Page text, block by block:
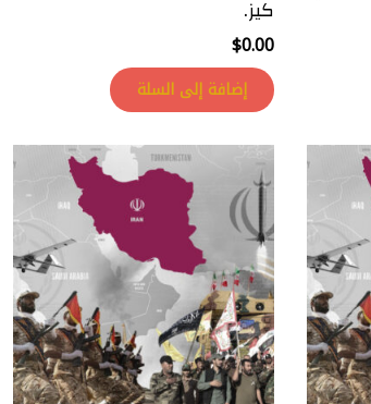
كيز.
$0.00
إضافة إلى السلة